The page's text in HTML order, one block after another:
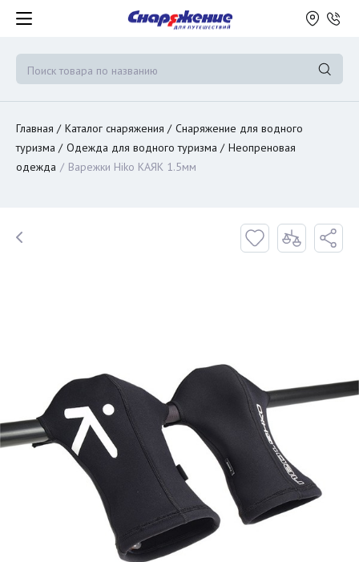
Главная Каталог снаряжения
Снаряжение для водного
туризма
Одежда для водного туризма
Неопреновая
одежда
Варежки Hiko КАЯК 1.5мм